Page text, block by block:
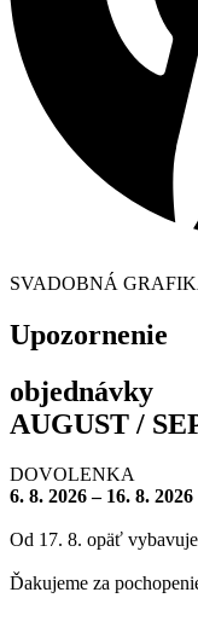
SVADOBNÁ
Upozornenie
objednávky
AUGUST /
DOVOLENKA
6. 8. 2026 – 16. 8. 2026
Od 17. 8. opäť
Ďakujeme za